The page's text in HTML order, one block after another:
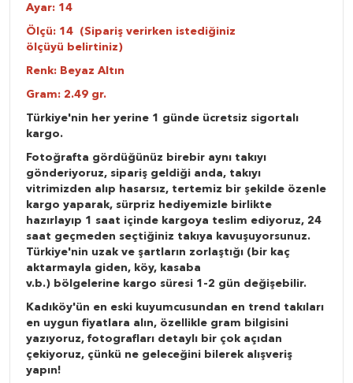
Ayar: 14
Ölçü: 14 (Sipariş verirken istediğiniz
ölçüyü belirtiniz)
Renk: Beyaz Altın
Gram: 2.49 gr.
Türkiye'nin her yerine 1 günde ücretsiz sigortalı
kargo.
Fotoğrafta gördüğünüz birebir aynı takıyı
gönderiyoruz, sipariş geldiği anda, takıyı
vitrimizden alıp hasarsız, tertemiz bir şekilde özenle
kargo yaparak, sürpriz hediyemizle birlikte
hazırlayıp 1 saat içinde kargoya teslim ediyoruz, 24
saat geçmeden seçtiğiniz takıya kavuşuyorsunuz.
Türkiye'nin uzak ve şartların zorlaştığı (bir kaç
aktarmayla giden, köy, kasaba
v.b.) bölgelerine kargo süresi 1-2 gün değişebilir.
Kadıköy'ün en eski kuyumcusundan en trend takıları
en uygun fiyatlara alın, özellikle gram bilgisini
yazıyoruz, fotografları detaylı bir çok açıdan
çekiyoruz, çünkü ne geleceğini bilerek alışveriş
yapın!